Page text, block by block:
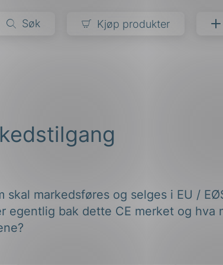
Søk Kjøp produkter
skal markedsføres og selges i EU /
egentlig bak dette CE merket og hva